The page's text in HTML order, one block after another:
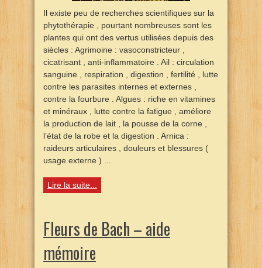
Il existe peu de recherches scientifiques sur la
phytothérapie , pourtant nombreuses sont les
plantes qui ont des vertus utilisées depuis des
siècles : Agrimoine : vasoconstricteur ,
cicatrisant , anti-inflammatoire . Ail : circulation
sanguine , respiration , digestion , fertilité , lutte
contre les parasites internes et externes ,
contre la fourbure . Algues : riche en vitamines
et minéraux , lutte contre la fatigue , améliore
la production de lait , la pousse de la corne ,
l’état de la robe et la digestion . Arnica :
raideurs articulaires , douleurs et blessures (
usage externe ) ...
Lire la suite...
Fleurs de Bach – aide
mémoire